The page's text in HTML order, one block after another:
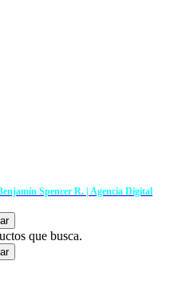
Spencer R. | Agencia Digital
que busca.